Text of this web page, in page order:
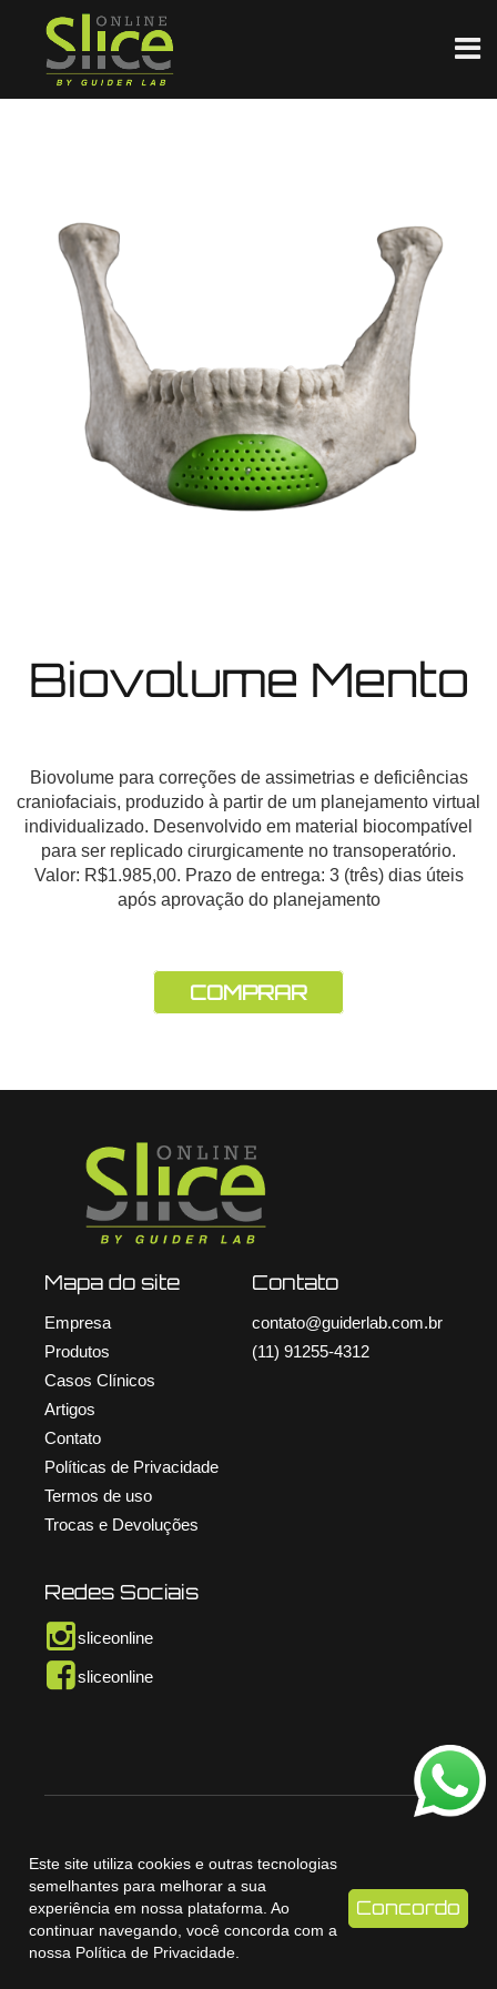
Este site utiliza cookies e outras tecnologias
semelhantes para melhorar a sua
experiência em nossa plataforma. Ao
continuar navegando, você concorda com a
nossa Política de Privacidade
Concordo
Biovolume Mento
Biovolume para correções de assimetrias e deficiências
craniofaciais, produzido à partir de um planejamento virtual
individualizado. Desenvolvido em material biocompatível
para ser replicado cirurgicamente no transoperatório.
Valor: R$1.985,00. Prazo de entrega: 3 (três) dias úteis
após aprovação do planejamento
COMPRAR
Mapa do site
Empresa
Produtos
Casos Clínicos
Artigos
Contato
Políticas de Privacidade
Termos de uso
Trocas e Devoluções
Contato
contato@guiderlab.com.br
(11) 91255-4312
Redes Sociais
sliceonline
sliceonline
reservados. v1.4.1